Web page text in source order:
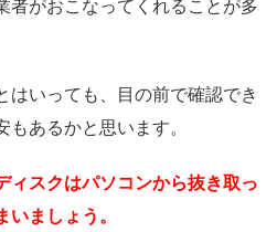
者がおこなってくれることが多
はいっても、目の前で確認でき
あるかと思います。
ィスクはパソコンから抜き取っ
ましょう。